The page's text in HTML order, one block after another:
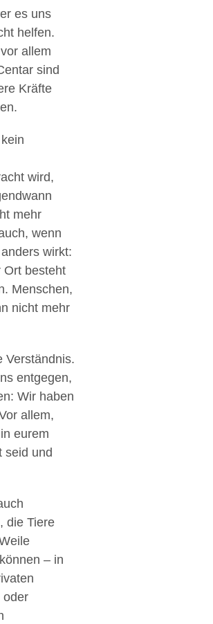
es uns
helfen.
allem
sind
Kräfte
wird,
mehr
wenn
wirkt:
Ort besteht
Menschen,
nicht mehr
Verständnis.
entgegen,
Wir haben
allem,
eurem
seid und
die Tiere
– in
oder